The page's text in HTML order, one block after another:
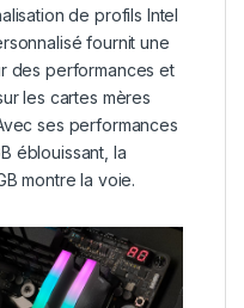
de profils Intel
fournit une
des performances et
les cartes mères
ses performances
éblouissant, la
montre la voie.